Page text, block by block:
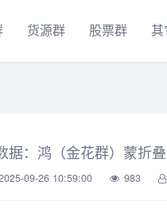
货源群 股票群 其
据：鸿（金花群）蒙折
09-26 10:59:00 983